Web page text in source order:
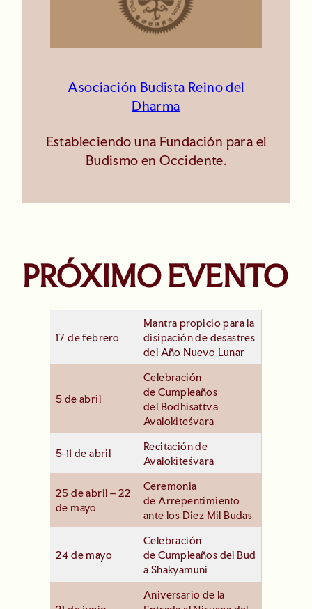
Asociación Budista Reino del
Dharma
Estableciendo una Fundación para el
Budismo en Occidente.
PRÓXIMO EVENTO
17 de febrero
Mantra propicio para la
disipación de desastres
del Año Nuevo Lunar
5 de abril
Celebración
de Cumpleaños
del Bodhisattva
Avalokiteśvara
5-11 de abril
Recitación de
Avalokiteśvara
25 de abril – 22
de mayo
Ceremonia
de Arrepentimiento
ante los Diez Mil Budas
24 de mayo
Celebración
de Cumpleaños del Bud
a Shakyamuni
Aniversario de la